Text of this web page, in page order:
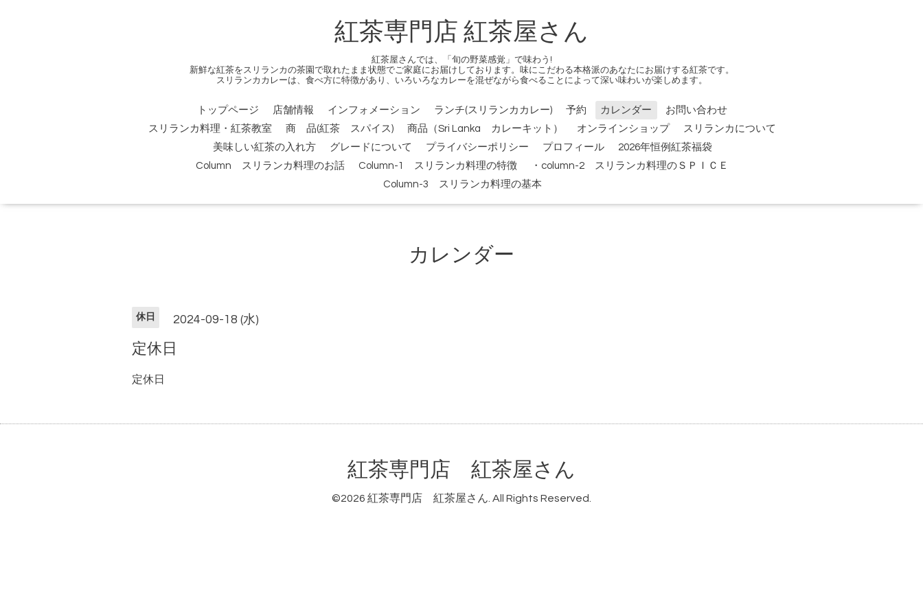
紅茶専門店 紅茶屋さん
紅茶屋さんでは、「旬の野菜感覚」で味わう!
新鮮な紅茶をスリランカの茶園で取れたまま状態でご家庭にお届けしております。味にこだわる本格派のあなたにお届けする紅茶です。
スリランカカレーは、食べ方に特徴があり、いろいろなカレーを混ぜながら食べることによって深い味わいが楽しめます。
トップページ 店舗情報 インフォメーション ランチ(スリランカカレー) 予約 カレンダー
お問い合わせ
スリランカ料理・紅茶教室
商 品(紅茶 スパイス) 商品（Sri Lanka カレーキット） オンラインショップ
スリランカについて
美味しい紅茶の入れ方
グレードについて プライバシーポリシー プロフィール
2026年恒例紅茶福袋
Column スリランカ料理のお話
Column-1 スリランカ料理の特徴
・column-2 スリランカ料理のＳＰＩＣＥ
Column-3 スリランカ料理の基本
カレンダー
休日 2024-09-18 (水)
定休日
定休日
紅茶専門店 紅茶屋さん
©2026 紅茶専門店 紅茶屋さん. All Rights Reserved.